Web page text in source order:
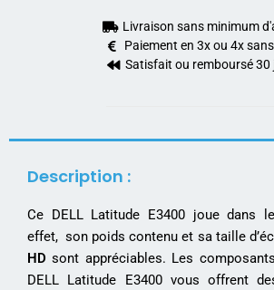
Livraison sans minimum
Paiement en 3x ou 4x
Satisfait ou remboursé 30
Description :
Ce DELL Latitude E3400 joue dans
effet, son poids contenu et sa taille
HD sont appréciables. Les
DELL Latitude E3400 vous offrent